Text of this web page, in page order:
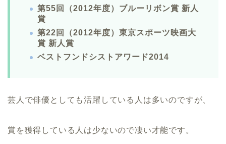
第55回（2012年度）ブルーリボン賞 新人
賞
第22回（2012年度）東京スポーツ映画大
賞 新人賞
ベストフンドシストアワード2014
芸人で俳優としても活躍している人は多いのですが、
賞を獲得している人は少ないので凄い才能です。